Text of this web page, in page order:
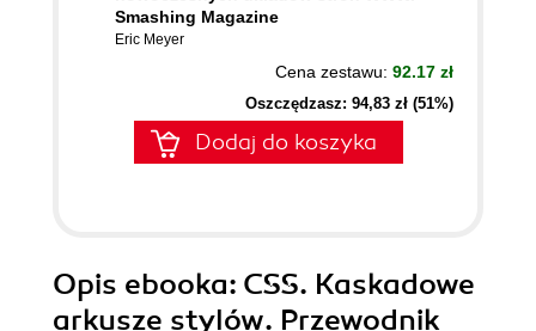
Smashing Magazine
Eric Meyer
Cena zestawu: 92.17 zł
Oszczędzasz: 94,83 zł (51%)
Dodaj do koszyka
Opis ebooka: CSS. Kaskadowe
arkusze stylów. Przewodnik